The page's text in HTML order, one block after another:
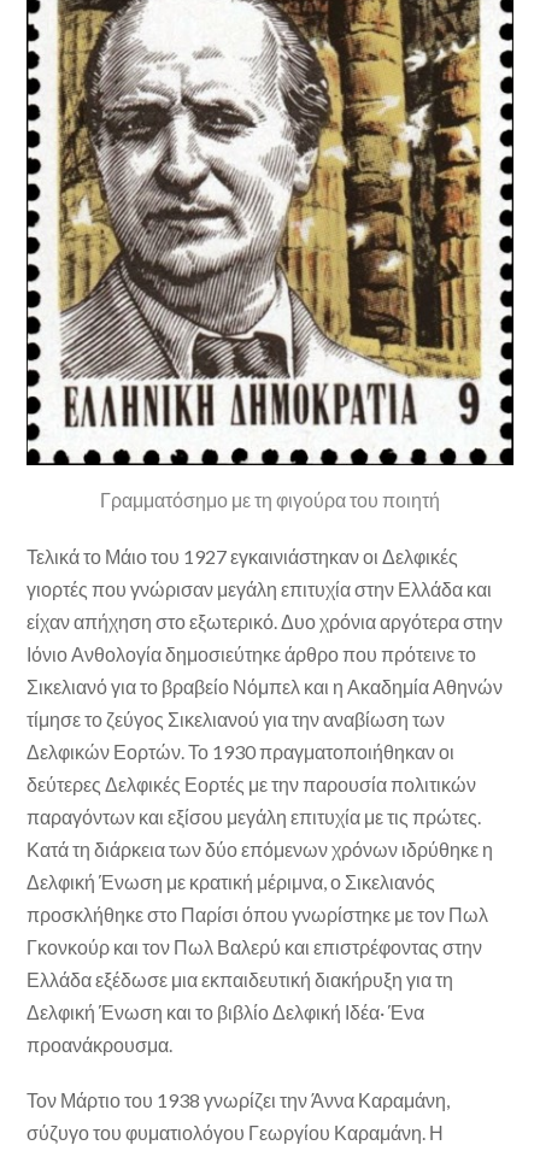
Γραμματόσημο με τη φιγούρα του ποιητή
Τελικά το Μάιο του 1927 εγκαινιάστηκαν οι Δελφικές
γιορτές που γνώρισαν μεγάλη επιτυχία στην Ελλάδα και
είχαν απήχηση στο εξωτερικό. Δυο χρόνια αργότερα στην
Ιόνιο Ανθολογία δημοσιεύτηκε άρθρο που πρότεινε το
Σικελιανό για το βραβείο Νόμπελ και η Ακαδημία Αθηνών
τίμησε το ζεύγος Σικελιανού για την αναβίωση των
Δελφικών Εορτών. Το 1930 πραγματοποιήθηκαν οι
δεύτερες Δελφικές Εορτές με την παρουσία πολιτικών
παραγόντων και εξίσου μεγάλη επιτυχία με τις πρώτες.
Κατά τη διάρκεια των δύο επόμενων χρόνων ιδρύθηκε η
Δελφική Ένωση με κρατική μέριμνα, ο Σικελιανός
προσκλήθηκε στο Παρίσι όπου γνωρίστηκε με τον Πωλ
Γκονκούρ και τον Πωλ Βαλερύ και επιστρέφοντας στην
Ελλάδα εξέδωσε μια εκπαιδευτική διακήρυξη για τη
Δελφική Ένωση και το βιβλίο Δελφική Ιδέα· Ένα
προανάκρουσμα.
Τον Μάρτιο του 1938 γνωρίζει την Άννα Καραμάνη,
σύζυγο του φυματιολόγου Γεωργίου Καραμάνη. Η